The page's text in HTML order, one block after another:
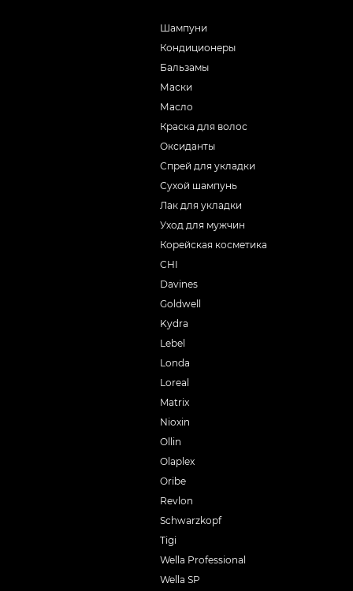
Шампуни
Кондиционеры
Бальзамы
Маски
Масло
Краска для волос
Оксиданты
Спрей для укладки
Сухой шампунь
Лак для укладки
Уход для мужчин
Корейская косметика
CHI
Davines
Goldwell
Kydra
Lebel
Londa
Loreal
Matrix
Nioxin
Ollin
Olaplex
Oribe
Revlon
Schwarzkopf
Tigi
Wella Professional
Wella SP